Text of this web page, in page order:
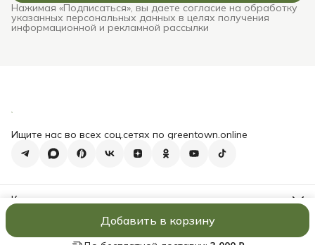
Добавить в корзину
Нажимая «Подписаться», вы даете согласие на обработку
указанных персональных данных в целях получения
информационной и рекламной рассылки
Ищите нас во всех соц.сетях по greentown.online
Контакты
Подольск, Комсомольская 1с43
Телефон
ВакансииОплатаДоставкаРеквизитыОфертаПолитика